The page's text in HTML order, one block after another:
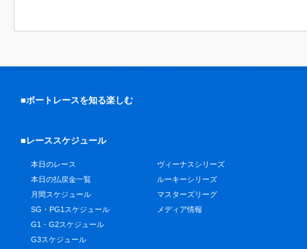
■ボートレースを知る楽しむ
■レーススケジュール
本日のレース
本日の払戻金一覧
月間スケジュール
SG・PG1スケジュール
G1・G2スケジュール
G3スケジュール
ヴィーナスシリーズ
ルーキーシリーズ
マスターズリーグ
メディア情報